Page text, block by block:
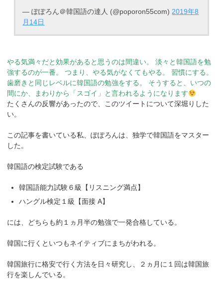
— ぽぽろん＠韓国語の達人 (@poporon55com)2019年8
月14日
やる気満々だと効果があると思うのは間違い。
淡々と韓国語を勉
強するのが一番。
つまり、やる気がなくてもやる。
習慣にする。
歯磨きと同じレベルに韓国語の勉強をする。
そうすると、いつの
間にか、まわりから「スゴイ」と言われるようになります
たくさんの反響があったので、このツイートについて深堀りした
い。
この記事を書いている私、ぽぽろんは、独学で韓国語をマスター
した。
韓国語の検定試験である
韓国語能力試験６級【リスニング満点】
ハングル検定１級【面接 A】
には、どちらも約１ヵ月半の勉強で一発合格している。
韓国に行くといつもネイティブにまちがわれる。
韓国旅行に格安で行く方法を日々研究し、２ヵ月に１回は韓国旅
行を楽しんでいる。